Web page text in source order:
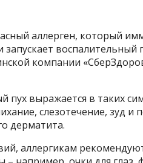
аллерген, который
воспалительный
компании
пух выражается в таких
слезотечение, зуд и
дерматита.
аллергикам